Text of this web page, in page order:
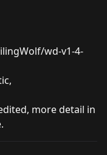
wd-v1-4-
more detail in